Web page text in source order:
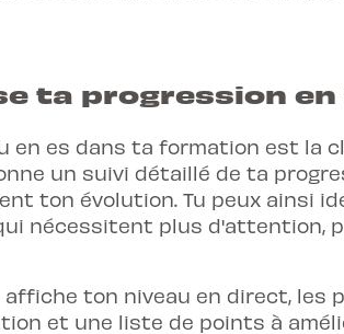
ta progression en
en es dans ta formation est la
un suivi détaillé de ta
ton évolution. Tu peux ainsi
nécessitent plus d'attention,
affiche ton niveau en direct, les
et une liste de points à